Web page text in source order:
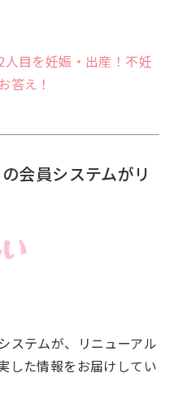
人目を妊娠・出産！不妊
答え！
会員システムがリ
ステムが、リニューアル
した情報をお届けしてい